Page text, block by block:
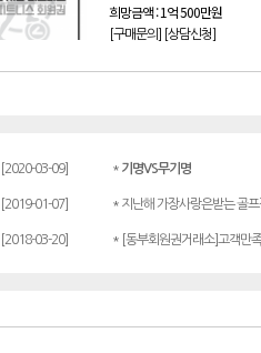
희망금액 :1억 500만원
[구매문의] [상담신청]
[2020-03-09] * 기명VS무기명
[2019-01-07] * 지난해 가장사랑은받는 골
[2018-03-20] * [동부회원권거래소]고객만